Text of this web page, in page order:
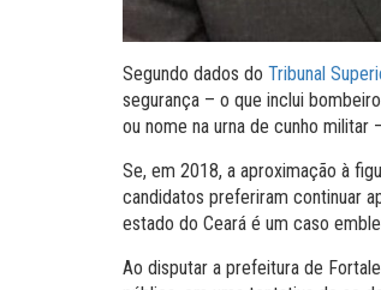
Segundo dados do Tribunal
segurança – o que inclui
ou nome na urna de cunho
Se, em 2018, a aproximação à
candidatos preferiram continuar
estado do Ceará é um caso
Ao disputar a prefeitura de